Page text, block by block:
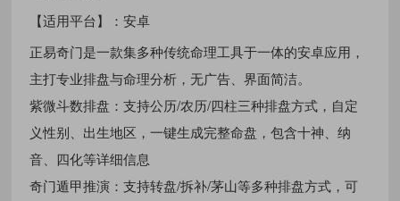
【适用平台】：安卓
正易奇门是一款集多种传统命理工具于一体的安卓应用，
主打专业排盘与命理分析，无广告、界面简洁。
紫微斗数排盘：支持公历/农历/四柱三种排盘方式，自定
义性别、出生地区，一键生成完整命盘，包含十神、纳
音、四化等详细信息
奇门遁甲推演：支持转盘/拆补/茅山等多种排盘方式，可